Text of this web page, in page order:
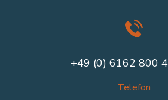
+49 (0) 6162 800
Telefon